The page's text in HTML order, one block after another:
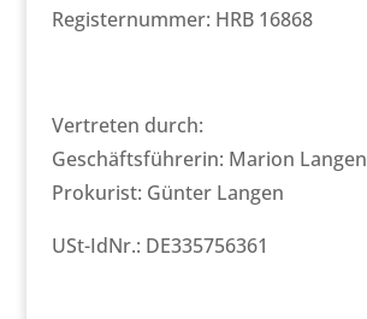
Registernummer: HRB 16868
Vertreten durch:
Geschäftsführerin: Marion Langen
Prokurist: Günter Langen
USt-IdNr.: DE335756361